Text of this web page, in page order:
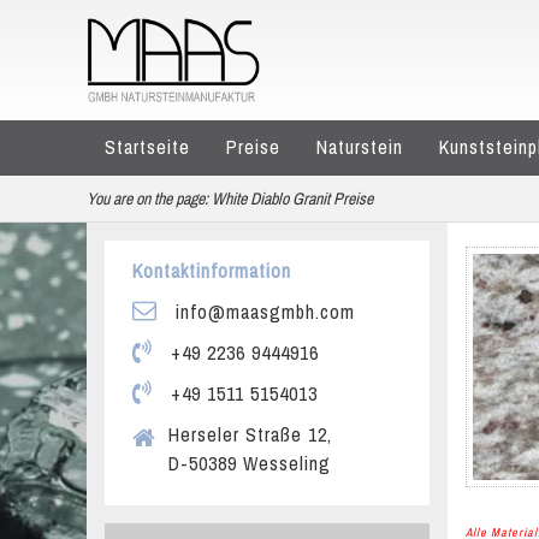
Startseite Preise Naturstein
You are on the page: White Diablo Granit Preise
Alle
Kontaktinformation
info@maasgmbh.com
+49 2236 9444916
+49 1511 5154013
Herseler Straße 12,
D-50389 Wesseling